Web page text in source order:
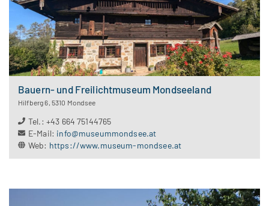
Bauern- und Freilichtmuseum Mondseeland
Hilfberg 6, 5310 Mondsee
Tel.: +43 664 75144765
E-Mail: info@museummondsee.at
Web: https://www.museum-mondsee.at